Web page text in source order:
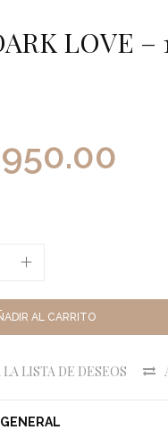
LOVE –
AL CARRITO
LA LISTA DE DESEOS